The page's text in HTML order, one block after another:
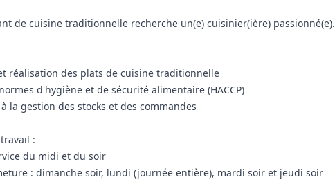
de cuisine traditionnelle recherche un(e) cuisinier(ière) passionné(e).
réalisation des plats de cuisine traditionnelle
d'hygiène et de sécurité alimentaire (HACCP)
la gestion des stocks et des commandes
:
du midi et du soir
: dimanche soir, lundi (journée entière), mardi soir et jeudi soir